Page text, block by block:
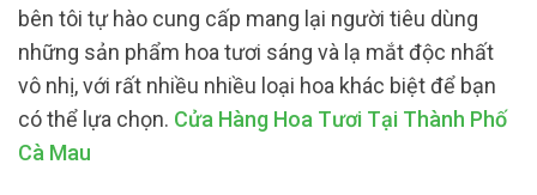
bên tôi tự hào cung cấp mang lại người tiêu dùng
những sản phẩm hoa tươi sáng và lạ mắt độc nhất
vô nhị, với rất nhiều nhiều loại hoa khác biệt để bạn
có thể lựa chọn. Cửa Hàng Hoa Tươi Tại Thành Phố
Cà Mau